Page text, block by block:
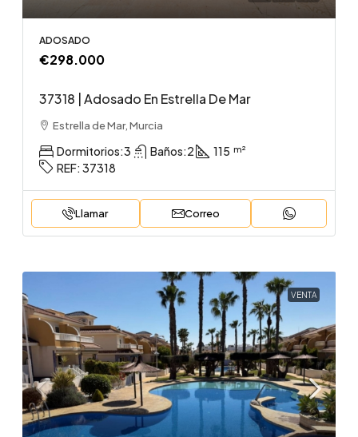
ADOSADO
€298.000
37318 | Adosado En Estrella De Mar
Estrella de Mar, Murcia
Dormitorios:3 Baños:2
115
REF: 37318
Llamar Correo
VENTA